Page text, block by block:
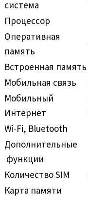
система
Процессор
Оперативная
память
Встроенная память
Мобильная связь
Мобильный
Интернет
Wi-Fi, Bluetooth
Дополнительные
функции
Количество SIM
Карта памяти